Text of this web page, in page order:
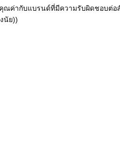
ณค่ากับแบรนด์ที่มีความรับผิดชอบ
นัย))